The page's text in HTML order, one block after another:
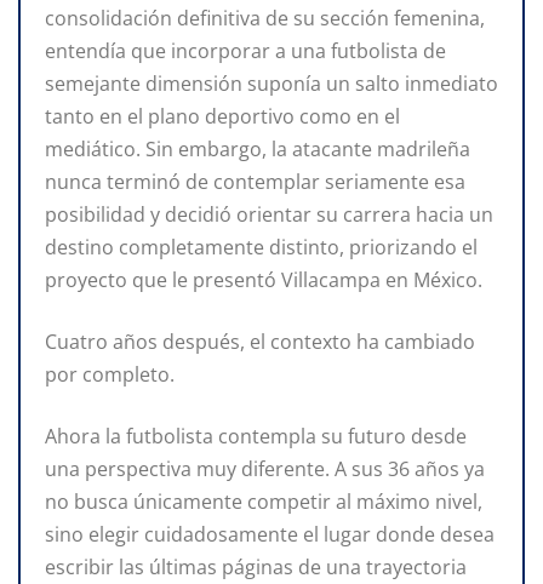
consolidación definitiva de su sección femenina,
entendía que incorporar a una futbolista de
semejante dimensión suponía un salto inmediato
tanto en el plano deportivo como en el
mediático. Sin embargo, la atacante madrileña
nunca terminó de contemplar seriamente esa
posibilidad y decidió orientar su carrera hacia un
destino completamente distinto, priorizando el
proyecto que le presentó Villacampa en México.
Cuatro años después, el contexto ha cambiado
por completo.
Ahora la futbolista contempla su futuro desde
una perspectiva muy diferente. A sus 36 años ya
no busca únicamente competir al máximo nivel,
sino elegir cuidadosamente el lugar donde desea
escribir las últimas páginas de una trayectoria